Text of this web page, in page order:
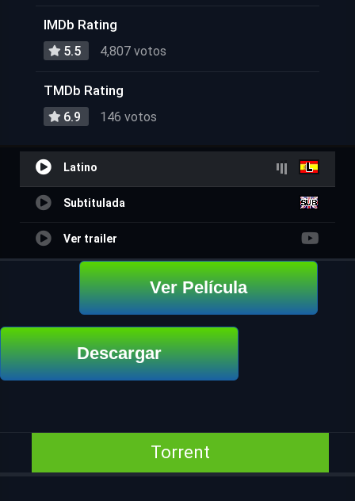
IMDb Rating
5.5 4,807 votos
TMDb Rating
6.9 146 votos
Latino
Subtitulada
Ver trailer
Ver Película
Descargar
Torrent